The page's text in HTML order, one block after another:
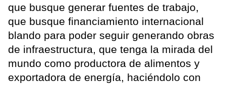
que busque generar fuentes de trabajo,
que busque financiamiento internacional
blando para poder seguir generando obras
de infraestructura, que tenga la mirada del
mundo como productora de alimentos y
exportadora de energía, haciéndolo con